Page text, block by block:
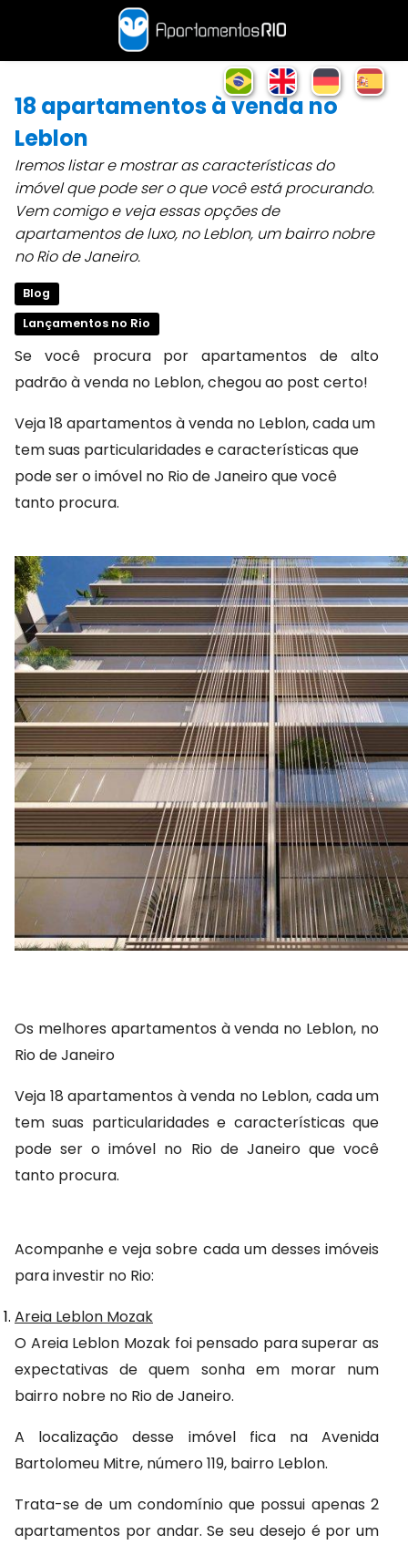
18 apartamentos à venda no
Leblon
Iremos listar e mostrar as características do
imóvel que pode ser o que você está procurando.
Vem comigo e veja essas opções de
apartamentos de luxo, no Leblon, um bairro nobre
no Rio de Janeiro.
Blog
Lançamentos no Rio
Se você procura por apartamentos de alto
padrão à venda no Leblon, chegou ao post certo!
Veja 18 apartamentos à venda no Leblon, cada um
tem suas particularidades e características que
pode ser o imóvel no Rio de Janeiro que você
tanto procura.
Os melhores apartamentos à venda no Leblon, no
Rio de Janeiro
Veja 18 apartamentos à venda no Leblon, cada um
tem suas particularidades e características que
pode ser o imóvel no Rio de Janeiro que você
tanto procura.
Acompanhe e veja sobre cada um desses imóveis
para investir no Rio:
Areia Leblon Mozak
O Areia Leblon Mozak foi pensado para superar as
expectativas de quem sonha em morar num
bairro nobre no Rio de Janeiro.
A localização desse imóvel fica na Avenida
Bartolomeu Mitre, número 119, bairro Leblon.
Trata-se de um condomínio que possui apenas 2
apartamentos por andar. Se seu desejo é por um